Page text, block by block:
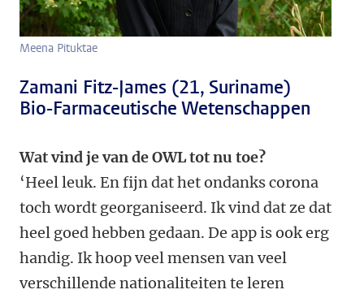
Meena Pituktae
Zamani Fitz-James (21, Suriname)
Bio-Farmaceutische Wetenschappen
Wat vind je van de OWL tot nu toe?
‘Heel leuk. En fijn dat het ondanks corona
toch wordt georganiseerd. Ik vind dat ze dat
heel goed hebben gedaan. De app is ook erg
handig. Ik hoop veel mensen van veel
verschillende nationaliteiten te leren